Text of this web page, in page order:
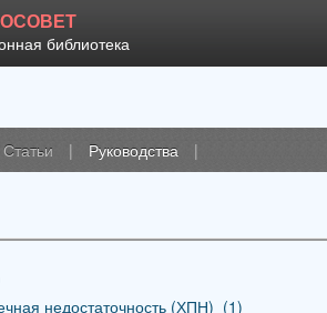
библиотека
Статьи | Руководства |
недостаточность (ХПН) (1)